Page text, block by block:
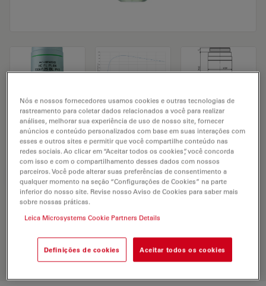
Microscope Objective HC FL PLAN
100x/1,25 OIL PH3
SOLICITAÇÃO DE ORÇAMENTO
Discover the perfect solution. Explore
your needs.
Nós e nossos fornecedores usamos cookies e outras tecnologias de
rastreamento para coletar dados relacionados a você para realizar
análises, melhorar sua experiência de uso de nosso site, fornecer
anúncios e conteúdo personalizados com base em suas interações com
esses e outros sites e permitir que você compartilhe conteúdo nas
redes sociais. Ao clicar em “Aceitar todos os cookies”, você concorda
com isso e com o compartilhamento desses dados com nossos
parceiros. Você pode alterar suas preferências de consentimento a
qualquer momento na seção “Configurações de Cookies” na parte
inferior do nosso site. Revise nosso Aviso de Cookies para saber mais
sobre nossas práticas.
Leica Microsystems Cookie Partners Details
Definições de cookies Aceitar todos os cookies